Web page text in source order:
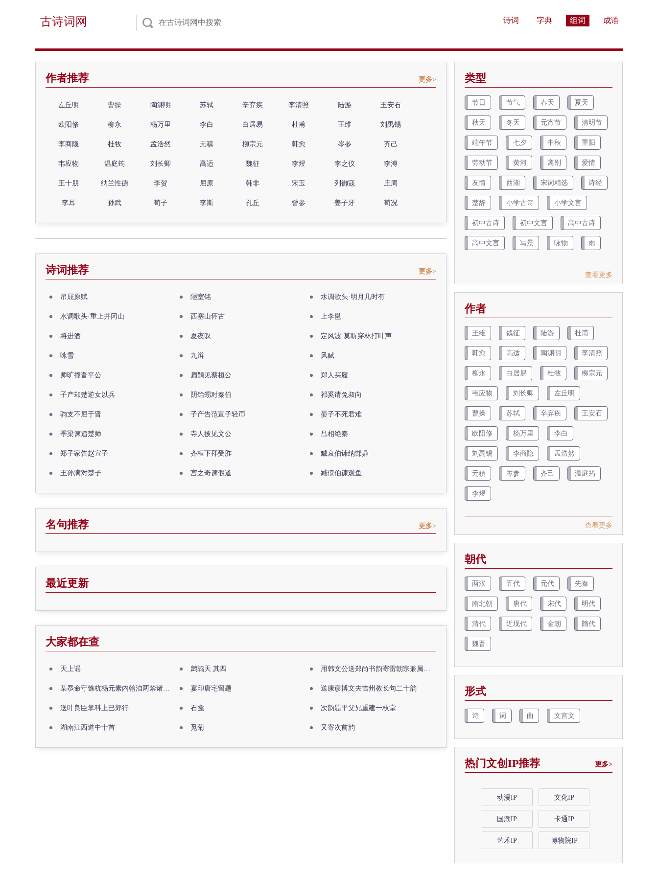
古诗词网 诗词 字典 组词 成语
作者推荐 更多>
左丘明 曹操 陶渊明 苏轼 辛弃疾 李清照 陆游 王安石
欧阳修 柳永 杨万里 李白 白居易 杜甫 王维 刘禹锡
李商隐 杜牧 孟浩然 元稹 柳宗元 韩愈 岑参 齐己
韦应物 温庭筠 刘长卿 高适 魏征 李煜 李之仪 李溥
王十朋 纳兰性德 李贺 屈原 韩非 宋玉 列御寇 庄周
李耳 孙武 荀子 李斯 孔丘 曾参 姜子牙 荀况
诗词推荐 更多>
吊屈原赋 陋室铭 水调歌头·明月几时有
水调歌头·重上井冈山 西塞山怀古 上李邕
将进酒 夏夜叹 定风波·莫听穿林打叶声
咏雪 九辩 风赋
师旷撞晋平公 扁鹊见蔡桓公 郑人买履
子产却楚逆女以兵 阴饴甥对秦伯 祁奚请免叔向
驹支不屈于晋 子产告范宣子轻币 晏子不死君难
季梁谏追楚师 寺人披见文公 吕相绝秦
郑子家告赵宣子 齐桓下拜受胙 臧哀伯谏纳郜鼎
王孙满对楚子 宫之奇谏假道 臧僖伯谏观鱼
名句推荐 更多>
最近更新
大家都在查
天上谣 鹧鸪天 其四 用韩文公送郑尚书韵寄雷朝宗兼属欧阳全真
某忝命守馀杭杨元素内翰洎两禁诸公出祖佛寺 宴印唐宅留题 送康彦博文夫吉州教长句二十韵
送叶良臣掌科上巳郊行 石龛 次韵题平父兄重建一枝堂
湖南江西道中十首 觅菊 又寄次前韵
类型
节日 节气 春天 夏天
秋天 冬天 元宵节 清明节
端午节 七夕 中秋 重阳
劳动节 黄河 离别 爱情
友情 西湖 宋词精选 诗经
楚辞 小学古诗 小学文言
初中古诗 初中文言 高中古诗
高中文言 写景 咏物 雨
查看更多
作者
王维 魏征 陆游 杜甫
韩愈 高适 陶渊明 李清照
柳永 白居易 杜牧 柳宗元
韦应物 刘长卿 左丘明
曹操 苏轼 辛弃疾 王安石
欧阳修 杨万里 李白
刘禹锡 李商隐 孟浩然
元稹 岑参 齐己 温庭筠
李煜
查看更多
朝代
两汉 五代 元代 先秦
南北朝 唐代 宋代 明代
清代 近现代 金朝 隋代
魏晋
形式
诗 词 曲 文言文
热门文创IP推荐 更多>
动漫IP 文化IP
国潮IP 卡通IP
艺术IP 博物院IP